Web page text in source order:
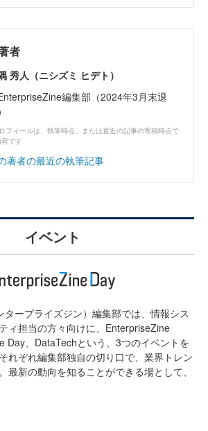
者
秀人（ニシズミ ヒデト）
編集部（2024年3月末退
フィールは、執筆時点、または直近の記事の寄稿時点で
です
著者の最近の執筆記事
イベント
ープライズジン）編集部では、情報シス
ィ担当の方々向けに、EnterpriseZine
Day、DataTechという、3つのイベントを
れぞれ編集部独自の切り口で、業界トレン
最新の動向を知ることができる場として、